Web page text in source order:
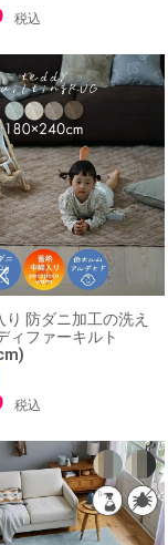
税込
り 防ダニ加工の洗え
ィファーキルト
税込